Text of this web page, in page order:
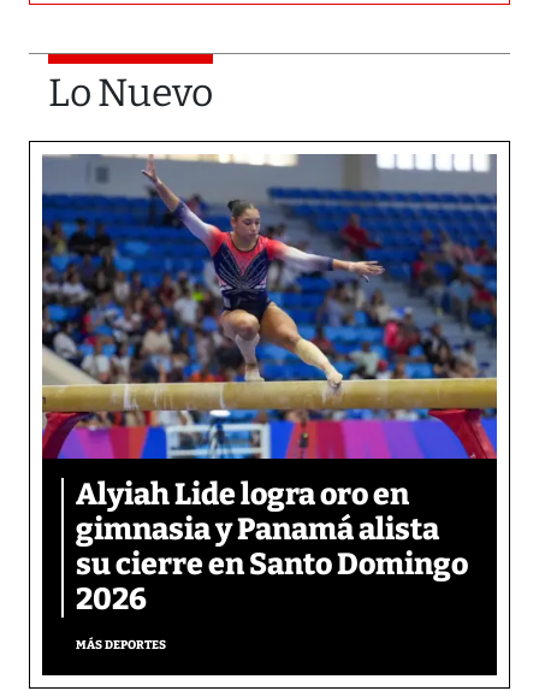
Lo Nuevo
Alyiah Lide logra oro en
gimnasia y Panamá alista
su cierre en Santo Domingo
2026
MÁS DEPORTES